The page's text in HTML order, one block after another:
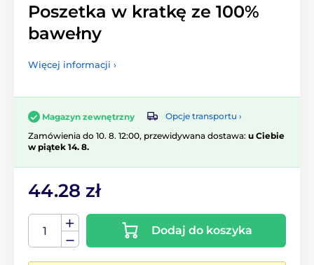
Poszetka w kratkę ze 100%
bawełny
Więcej informacji ›
Magazyn zewnętrzny
Opcje transportu ›
Zamówienia do 10. 8. 12:00, przewidywana dostawa: u Ciebie
w piątek 14. 8.
44.28 zł
Dodaj do koszyka